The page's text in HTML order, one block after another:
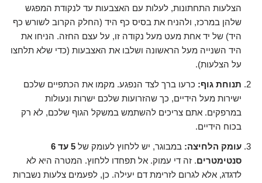
הצלעות התחתונות, לעלות עם האצבעות עד לנקודת המפגש
שלהן במרכז, ולהניח את בסיס כף היד (החלק הקרוב לשורש כף
היד) של יד אחת מעט מעל נקודה זו, על עצם החזה. הניחו את
היד השנייה מעל הראשונה ושלבו את האצבעות (כדי שלא תלחצו
על הצלעות).
תנוחת גוף: כרעו ברך לצד הנפגע. מקמו את הכתפיים שלכם
ישירות מעל הידיים, כך שהזרועות שלכם ישרות ונעולות
במרפקים. אתם צריכים להשתמש במשקל הגוף שלכם, לא רק
בכוח הידיים.
עומק הלחיצה: במבוגר, יש ללחוץ לעומק של
5 עד 6
סנטימטרים. זה די עמוק. אל תפחדו ללחוץ. המטרה היא לא
לדגדג, אלא לגרום לזרימת דם יעילה. כן, לפעמים צלעות נשברות